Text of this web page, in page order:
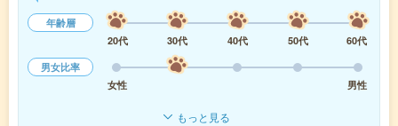
年齢層
20代
30代 40代 50代
60代
男女比率
女性
男性
もっと見る